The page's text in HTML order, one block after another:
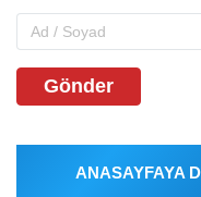
Gönder
ANASAYFAYA